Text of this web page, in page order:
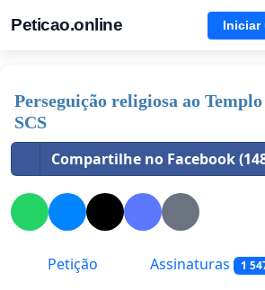
Peticao.online Iniciar
Perseguição religiosa ao
SCS
Compartilhe no Facebook
Petição Assinaturas 1